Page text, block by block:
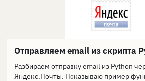
Отправляем email из скрипта
Разбираем отправку email из Python
Яндекс.Почты. Показываю пример